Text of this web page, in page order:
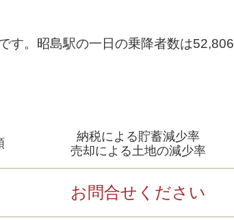
す。昭島駅の一日の乗降者数は52,806
納税による貯蓄減少率
売却による土地の減少率
お問合せください